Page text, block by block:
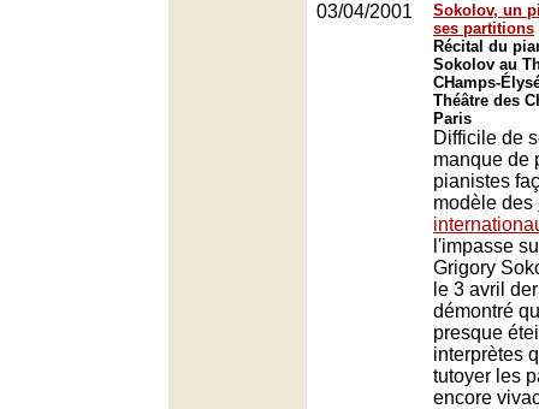
03/04/2001
Sokolov, un
ses partitions
Récital du
Sokolov au
CHamps-
Théâtre des
Paris
Difficile de
manque de
pianistes
modèle des
l'impasse
Grigory
le 3 avril
démontré
presque
interprètes
tutoyer les
encore